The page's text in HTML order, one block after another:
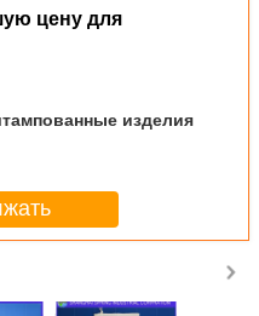
цену для
изделия